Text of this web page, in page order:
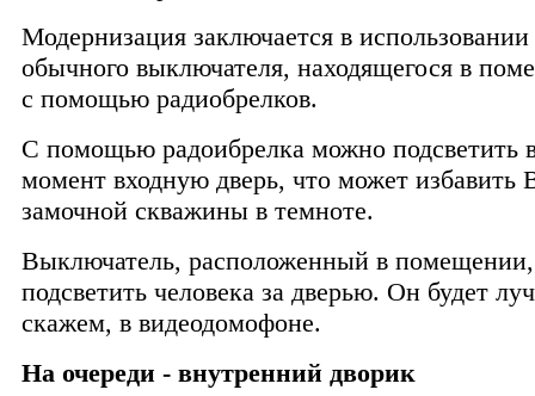
Модернизация заключается в использовании
обычного выключателя, находящегося в
с помощью радиобрелков.
С помощью радоибрелка можно подсветить
момент входную дверь, что может избавить
замочной скважины в темноте.
Выключатель, расположенный в
подсветить человека за дверью. Он будет
скажем, в видеодомофоне.
На очереди - внутренний дворик